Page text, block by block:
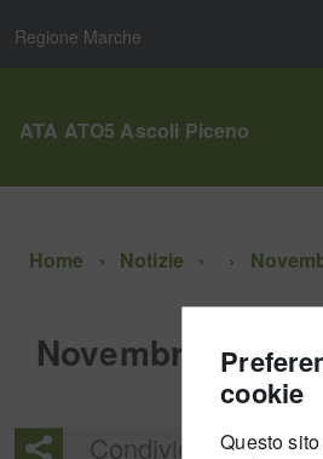
cookie
Questo
Regione Marche
ATA ATO5 Ascoli Piceno
Home Notizie
Novembre
Condividi